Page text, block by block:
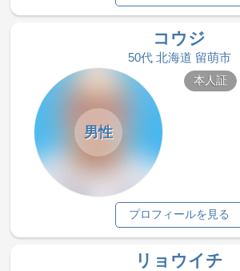
コウジ
50代 北海道 留萌市
男性
本人証
プロフィールを見る
リョウイチ